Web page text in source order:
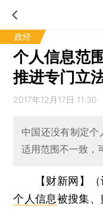
政经
个人信息范
推进专门立
2017年12月17日 11:30
中国还没有制定
适用范围不一致，
【财新网】
个人信息被搜集